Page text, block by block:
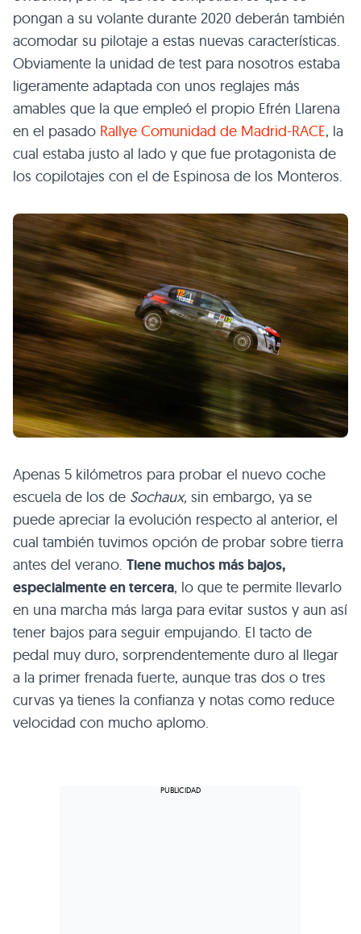
pongan a su volante durante 2020 deberán también
acomodar su pilotaje a estas nuevas características.
Obviamente la unidad de test para nosotros estaba
ligeramente adaptada con unos reglajes más
amables que la que empleó el propio Efrén Llarena
en el pasado Rallye Comunidad de Madrid-RACE, la
cual estaba justo al lado y que fue protagonista de
los copilotajes con el de Espinosa de los Monteros.
Apenas 5 kilómetros para probar el nuevo coche
escuela de los de Sochaux, sin embargo, ya se
puede apreciar la evolución respecto al anterior, el
cual también tuvimos opción de probar sobre tierra
antes del verano. Tiene muchos más bajos,
especialmente en tercera, lo que te permite llevarlo
en una marcha más larga para evitar sustos y aun así
tener bajos para seguir empujando. El tacto de
pedal muy duro, sorprendentemente duro al llegar
a la primer frenada fuerte, aunque tras dos o tres
curvas ya tienes la confianza y notas como reduce
velocidad con mucho aplomo.